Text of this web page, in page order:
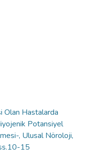
Olan Hastalarda
Potansiyel
, Ulusal Nöroloji,
15